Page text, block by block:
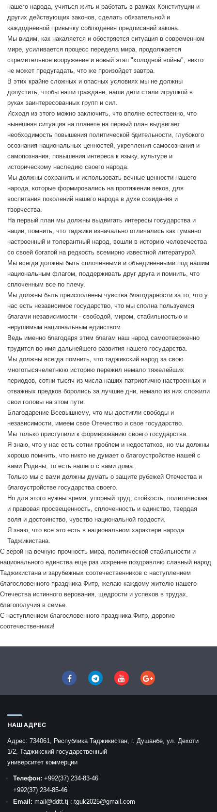
нашего народа, учиться жить и работать в рамках Конституции и
других действующих законов, сделать обязательной и
каждодневной привычку соблюдения предписаний закона.
Мы видим, как накаляется и обостряется ситуация в современном
мире, усиливается процесс передела мира, продолжается
стремительное вооружение и новый этап "холодной войны", никто
не может предугадать, что же произойдет завтра.
В этих крайне сложных и опасных условиях мы не должны
допустить, чтобы наши граждане, наши дети стали игрушкой в
руках заинтересованных групп и сил.
Исходя из этого можно заключить, что вполне естественно, что
нынешняя ситуация на планете на первый план выдвигает
необходимость повышения политической бдительности, глубокого
осознания национальных ценностей, укрепления самосознания и
самопознания, повышения интереса к языку, культуре и
историческому наследию своего народа.
Мы должны сохранить и использовать вечные ценности нашего
народа, которые формировались на протяжении веков, для
воспитания поколений нашего народа в духе созидания и
творчества.
На первый план мы должны выдвигать интересы государства и
нации, помнить, что таджики изначально отличались как гуманно
настроенный и толерантный народ, вошли в историю человечества
со своей богатой на редкость всемирно известной литературой.
Мы всегда должны быть сплоченными и объединенными под нашим
национальным флагом, поддерживать друг друга и помнить, что
сплоченным все по плечу.
Мы должны быть преисполнены чувства благодарности за то, что у
нас есть независимое государство, что мы сполна пользуемся
благами независимости - свободой, миром, стабильностью и
нерушимым национальным единством.
Ведь именно благодаря этим благам наш народ самоотверженно
трудится во имя дальнейшего развития нашего государства.
Мы должны всегда помнить, что таджикский народ за свою
многотысячелетнюю историю пережил немало тяжелейших
периодов, сотни тысяч из числа наших патриотично настроенных и
отважных предков боролись за лучшие дни, немало из них сложили
свои головы на этом пути.
Благодарение Всевышнему, что мы достигли свободы и
независимости, имеем свое Отечество и свое государство.
Мы только приступили к формированию своего государства.
Я знаю, что у нас есть сотни проблем и недостатков, но мы должны
хорошо помнить, что никто не думает о благоустройстве нашей с
вами Родины, то есть нашего с вами дома.
Только мы с вами должны думать о защите рубежей Отечества и
благоустройстве государства своего.
Но для этого нужны время, упорный труд, стойкость, политическая
и правовая просвещенность, сплоченность и единство, твердая
воля и достоинство, чувство национальной гордости.
Я знаю, что все это есть в национальном характере народа
Таджикистана.
С верой на вечную прочность мира, политической стабильности и
национального единства еще раз искренне поздравляю славный народ
Таджикистана и зарубежных соотечественников с наступлением
благословенного праздника Фитр, желаю каждому жителю нашего
Отечества истинного верования, щедрости и успехов в трудах,
благополучия в семье.
С наступлением благословенного праздника Фитр, дорогие
соотечественники!
НАШ АДРЕС
Адрес: 734061, Республика Таджикистан, г. Душанбе, ул. Дехоти
1/2, Таджикский государственный
университет коммерции
Телефон: +992(37) 234-83-46
+992(37) 234-85-46
Email: mail @ddtt.tj : tguk2025@gmail.com